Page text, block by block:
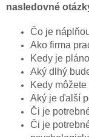
nasledovné
Čo je
Ako firma
Kedy je
Aký dlhý
Kedy
Aký je ďalší
Či je
Či je